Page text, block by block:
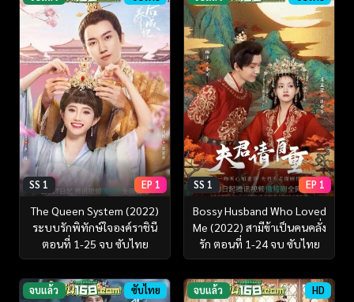
SS 1 EP 1
The Queen System (2022)
ระบบรักพิทักษ์ใจองค์ราชินี
ตอนที่ 1-25 จบ ซับไทย
SS 1 EP 1
Bossy Husband Who Loved
Me (2022) สามีข้าเป็นคนคลั่ง
รัก ตอนที่ 1-24 จบ ซับไทย
จบแล้ว ซับไทย จบแล้ว HD